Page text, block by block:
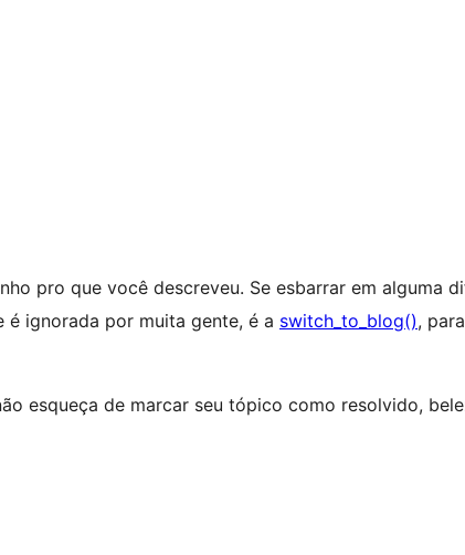
pro que você descreveu. Se esbarrar em alguma
ignorada por muita gente, é a switch_to_blog(),
esqueça de marcar seu tópico como resolvido,